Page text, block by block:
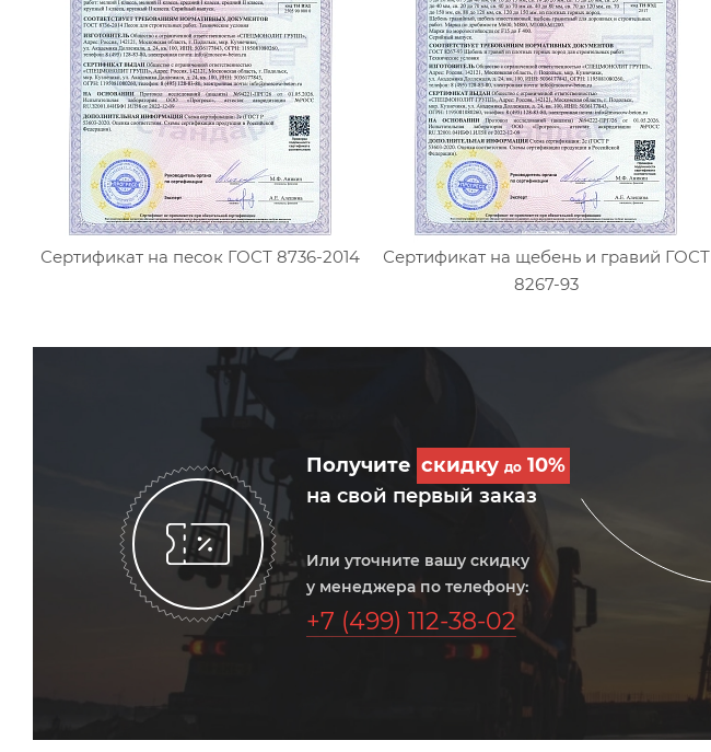
Сертификат на песок ГОСТ 8736-2014
Сертификат на щебень и гравий ГОСТ
8267-93
Получите скидку до10%
на свой первый заказ
Или уточните вашу скидку
у менеджера по телефону:
+7 (499) 112-38-02